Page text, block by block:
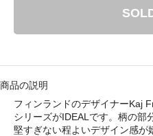
商品の説明
フィンランドのデザイナーKaj
シリーズがIDEALです。柄の部
堅すぎない程よいデザイン感が
ホーム＆インテリア
アート・カルチャー